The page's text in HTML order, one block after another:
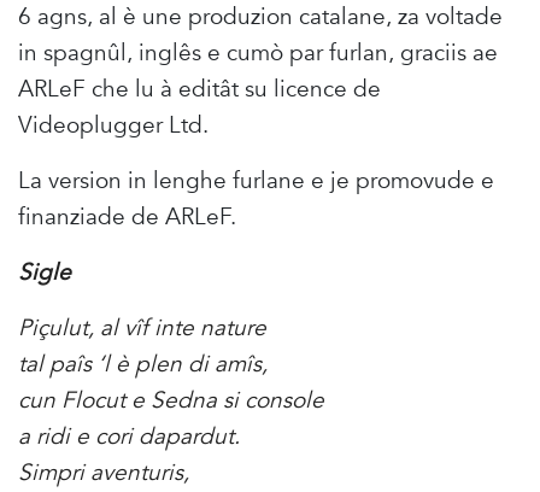
6 agns, al è une produzion catalane, za voltade
in spagnûl, inglês e cumò par furlan, graciis ae
ARLeF che lu à editât su licence de
Videoplugger Ltd.
La version in lenghe furlane e je promovude e
finanziade de ARLeF.
Sigle
Piçulut, al vîf inte nature
tal paîs ‘l è plen di amîs,
cun Flocut e Sedna si console
a ridi e cori dapardut.
Simpri aventuris,